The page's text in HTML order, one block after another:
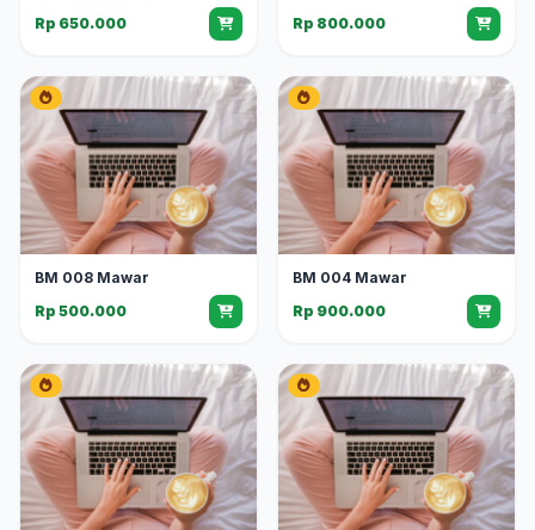
Rp 650.000
Rp 800.000
BM 008 Mawar
Rp 500.000
BM 004 Mawar
Rp 900.000